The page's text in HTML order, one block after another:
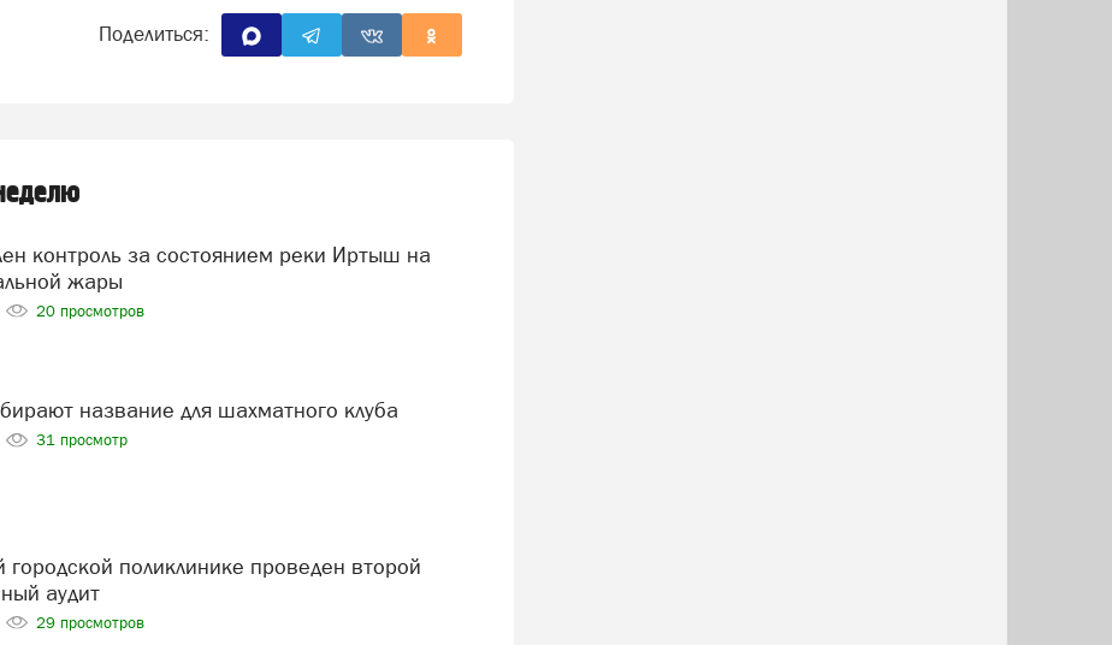
Поделиться:
жары
20 просмотров
название для шахматного клуба
31 просмотр
аудит
29 просмотров